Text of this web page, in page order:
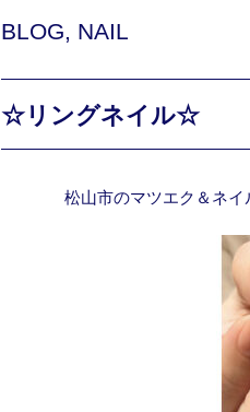
BLOG, NAIL
☆リングネイル☆
松山市のマツエク＆ネイ